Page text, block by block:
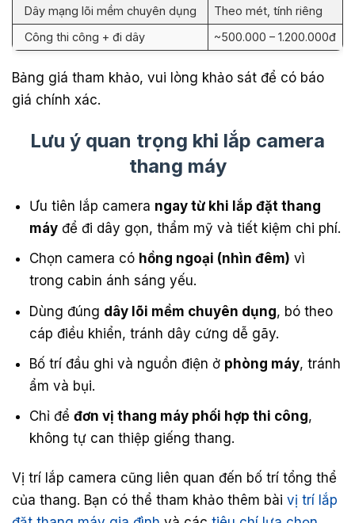
Dây mạng lõi mềm chuyên dụng
Theo mét, tính riêng
Công thi công + đi dây
~500.000 – 1.200.000đ
Bảng giá tham khảo, vui lòng khảo sát để có báo
giá chính xác.
Lưu ý quan trọng khi lắp camera
thang máy
Ưu tiên lắp camera ngay từ khi lắp đặt thang
máy để đi dây gọn, thẩm mỹ và tiết kiệm chi phí.
Chọn camera có hồng ngoại (nhìn đêm) vì
trong cabin ánh sáng yếu.
Dùng đúng dây lõi mềm chuyên dụng, bó theo
cáp điều khiển, tránh dây cứng dễ gãy.
Bố trí đầu ghi và nguồn điện ở phòng máy, tránh
ẩm và bụi.
Chỉ đểđơn vị thang máy phối hợp thi công,
không tự can thiệp giếng thang.
Vị trí lắp camera cũng liên quan đến bố trí tổng thể
của thang. Bạn có thể tham khảo thêm bài vị trí lắp